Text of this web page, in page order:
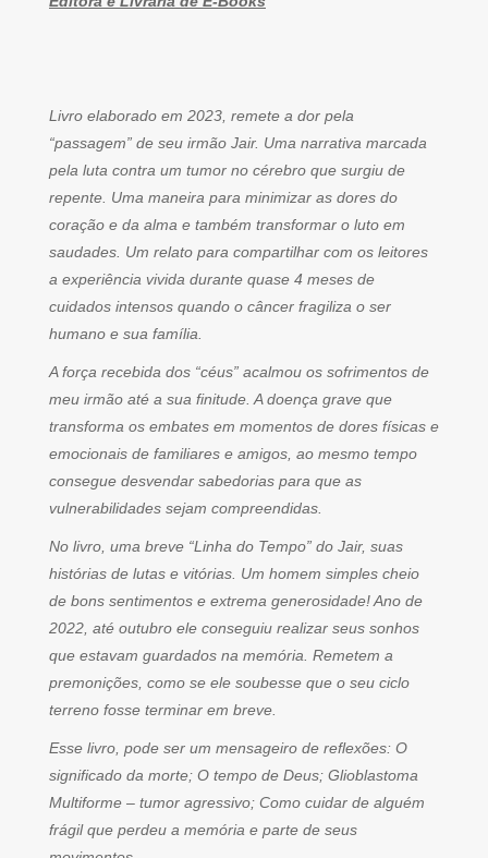
Livro elaborado em 2023, remete a dor pela
“passagem” de seu irmão Jair. Uma narrativa marcada
pela luta contra um tumor no cérebro que surgiu de
repente. Uma maneira para minimizar as dores do
coração e da alma e também transformar o luto em
saudades. Um relato para compartilhar com os leitores
a experiência vivida durante quase 4 meses de
cuidados intensos quando o câncer fragiliza o ser
humano e sua família.
A força recebida dos “céus” acalmou os sofrimentos de
meu irmão até a sua finitude. A doença grave que
transforma os embates em momentos de dores físicas e
emocionais de familiares e amigos, ao mesmo tempo
consegue desvendar sabedorias para que as
vulnerabilidades sejam compreendidas.
No livro, uma breve “Linha do Tempo” do Jair, suas
histórias de lutas e vitórias. Um homem simples cheio
de bons sentimentos e extrema generosidade! Ano de
2022, até outubro ele conseguiu realizar seus sonhos
que estavam guardados na memória. Remetem a
premonições, como se ele soubesse que o seu ciclo
terreno fosse terminar em breve.
Esse livro, pode ser um mensageiro de reflexões: O
significado da morte; O tempo de Deus; Glioblastoma
Multiforme – tumor agressivo; Como cuidar de alguém
frágil que perdeu a memória e parte de seus